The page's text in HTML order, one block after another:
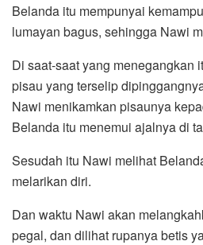
Belanda itu mempunyai
lumayan bagus, sehingga Nawi
Di saat-saat yang menegangkan
pisau yang terselip
Nawi menikamkan pisaunya
Belanda itu menemui ajalnya di
Sesudah itu Nawi melihat
melarikan diri.
Dan waktu Nawi akan
pegal, dan dilihat rupanya betis